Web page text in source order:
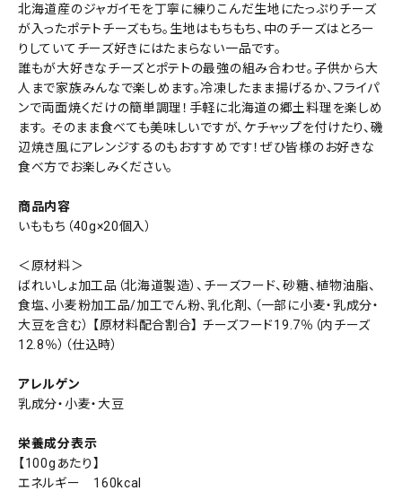
北海道産のジャガイモを丁寧に練りこんだ生地にたっぷりチーズ
が入ったポテトチーズもち。生地はもちもち、中のチーズはとろー
りしていてチーズ好きにはたまらない一品です。
誰もが大好きなチーズとポテトの最強の組み合わせ。子供から大
人まで家族みんなで楽しめます。冷凍したまま揚げるか、フライパ
ンで両面焼くだけの簡単調理！手軽に北海道の郷土料理を楽しめ
ます。 そのまま食べても美味しいですが、ケチャップを付けたり、磯
辺焼き風にアレンジするのもおすすめです！ぜひ皆様のお好きな
食べ方でお楽しみください。
商品内容
いももち（40g×20個入）
＜原材料＞
ばれいしょ加工品（北海道製造）、チーズフード、砂糖、植物油脂、
食塩、小麦粉加工品/加工でん粉、乳化剤、（一部に小麦・乳成分・
大豆を含む） 【原材料配合割合】 チーズフード19.7％（内チーズ
12.8％）（仕込時）
アレルゲン
乳成分・小麦・大豆
栄養成分表示
【100gあたり】
エネルギー 160kcal